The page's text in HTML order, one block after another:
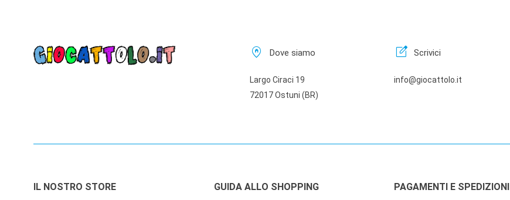
home_pin Dove siamo
Largo Ciraci 19
72017 Ostuni (BR)
edit_square Scrivici
info@giocattolo.it
IL NOSTRO STORE GUIDA ALLO SHOPPING PAGAMENTI E SPEDIZIONI